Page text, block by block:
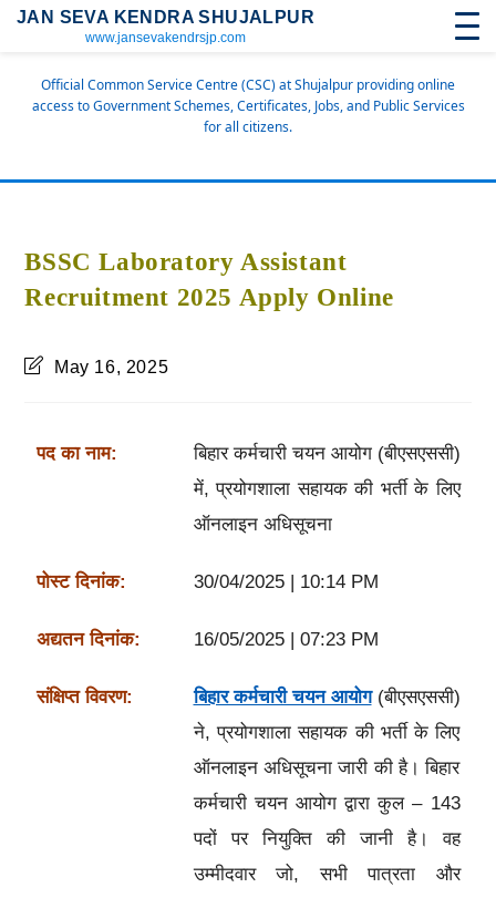
JAN SEVA KENDRA SHUJALPUR
www.jansevakendrsjp.com
Official Common Service Centre (CSC) at Shujalpur providing online
access to Government Schemes, Certificates, Jobs, and Public Services
for all citizens.
BSSC Laboratory Assistant
Recruitment 2025 Apply Online
May 16, 2025
पद का नाम:
बिहार कर्मचारी चयन आयोग (बीएसएससी)
में, प्रयोगशाला सहायक की भर्ती के लिए
ऑनलाइन अधिसूचना
पोस्ट दिनांक: 30/04/2025 | 10:14 PM
अद्यतन दिनांक: 16/05/2025 | 07:23 PM
संक्षिप्त विवरण: बिहार कर्मचारी चयन आयोग(बीएसएससी)
ने, प्रयोगशाला सहायक की भर्ती के लिए
ऑनलाइन अधिसूचना जारी की है। बिहार
कर्मचारी चयन आयोग द्वारा कुल – 143
पदों पर नियुक्ति की जानी है। वह
उम्मीदवार जो, सभी पात्रता और